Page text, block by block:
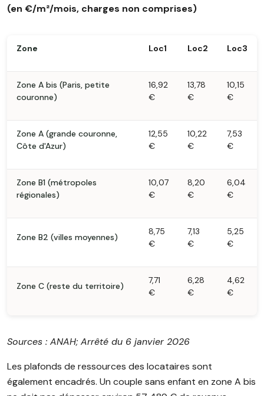
(en €/m²/mois, charges non comprises)
Zone Loc1 Loc2 Loc3
Zone A bis (Paris, petite
couronne)
16,92
€
13,78
€
10,15
€
Zone A (grande couronne,
Côte d'Azur)
12,55
€
10,22
€
7,53
€
Zone B1 (métropoles
régionales)
10,07
€
8,20
€
6,04
€
Zone B2 (villes moyennes)
8,75
€
7,13
€
5,25
€
Zone C (reste du territoire)
7,71
€
6,28
€
4,62
€
Sources : ANAH; Arrêté du 6 janvier 2026
Les plafonds de ressources des locataires sont
également encadrés. Un couple sans enfant en zone A bis